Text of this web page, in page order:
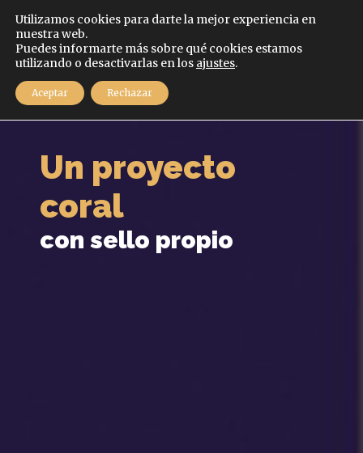
MENÚ
Un proyecto
coral
con sello propio
Español
Utilizamos cookies para darte la mejor experiencia en
nuestra web.
Puedes informarte más sobre qué cookies estamos
utilizando o desactivarlas en los ajustes.
Aceptar Rechazar